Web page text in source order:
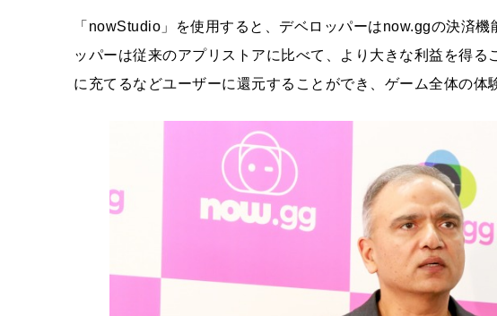
「nowStudio」を使用すると、デベロッパーはnow.ggの決済
ッパーは従来のアプリストアに比べて、より大きな利益を得る
に充てるなどユーザーに還元することができ、ゲーム全体の体